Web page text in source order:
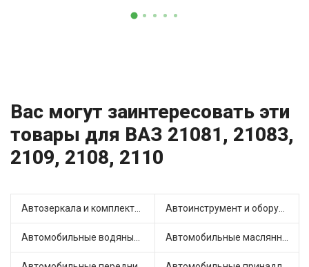
Вас могут заинтересовать эти
товары для ВАЗ 21081, 21083,
2109, 2108, 2110
Автозеркала и комплектующие (17) Автоинструмент и оборудование (4)
Автомобильные водяные насосы (25) Автомобильные маслянные насосы (5)